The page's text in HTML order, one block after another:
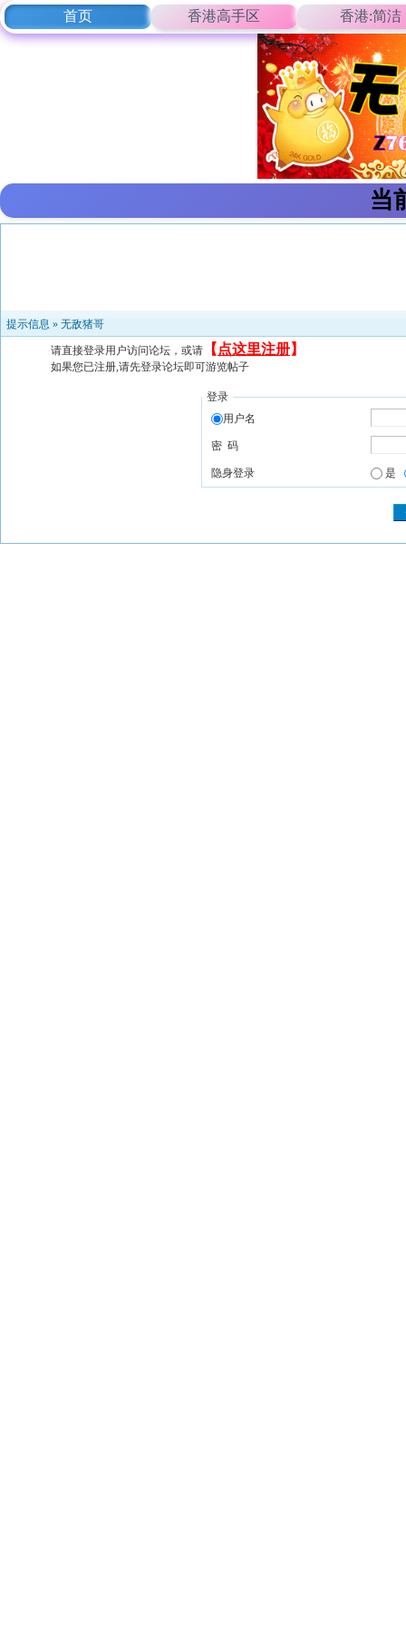
首页 香港高手区 香港:简洁
当
提示信息 » 无敌猪哥
请直接登录用户访问论坛，或请 【 点这里注册】
如果您已注册,请先登录论坛即可游览帖子
登录
用户名
密 码
隐身登录 是